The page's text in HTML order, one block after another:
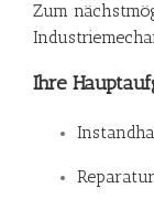
Zum
Ihre